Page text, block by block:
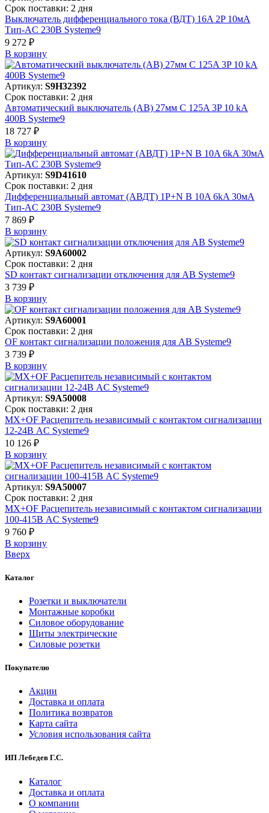
Срок поставки: 2 дня
Выключатель дифференциального тока (ВДТ) 16A 2P 10мА
Тип-AC 230В Systeme9
9 272 ₽
В корзинy
Артикул: S9H32392
Срок поставки: 2 дня
Автоматический выключатель (АВ) 27мм C 125A 3P 10 kA
400В Systeme9
18 727 ₽
В корзинy
Артикул: S9D41610
Срок поставки: 2 дня
Дифференциальный автомат (АВДТ) 1P+N B 10A 6kA 30мА
Тип-AC 230В Systeme9
7 869 ₽
В корзинy
Артикул: S9A60002
Срок поставки: 2 дня
SD контакт сигнализации отключения для АВ Systeme9
3 739 ₽
В корзинy
Артикул: S9A60001
Срок поставки: 2 дня
OF контакт сигнализации положения для АВ Systeme9
3 739 ₽
В корзинy
Артикул: S9A50008
Срок поставки: 2 дня
MX+OF Расцепитель независимый с контактом сигнализации
12-24В AC Systeme9
10 126 ₽
В корзинy
Артикул: S9A50007
Срок поставки: 2 дня
MX+OF Расцепитель независимый с контактом сигнализации
100-415В AC Systeme9
9 760 ₽
В корзинy
Вверх
Каталог
Розетки и выключатели
Монтажные коробки
Силовое оборудование
Щиты электрические
Силовые розетки
Покупателю
Акции
Доставка и оплата
Политика возвратов
Карта сайта
Условия использования сайта
ИП Лебедев Г.С.
Каталог
Доставка и оплата
О компании